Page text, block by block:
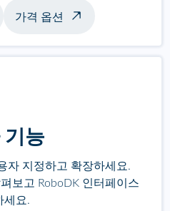
가격 옵션
기능
자 지정하고 확장하세요.
보고 RoboDK 인터페이스
세요.